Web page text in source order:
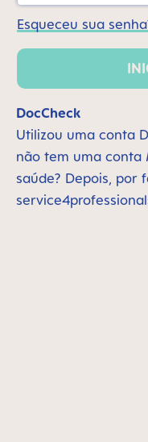
Esqueceu sua
DocCheck
Utilizou uma conta
não tem uma conta
saúde? Depois, por